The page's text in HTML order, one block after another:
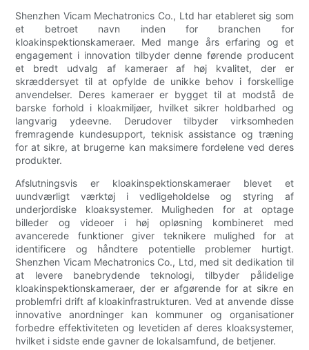
Shenzhen Vicam Mechatronics Co., Ltd har etableret sig som
et betroet navn inden for branchen for
kloakinspektionskameraer. Med mange års erfaring og et
engagement i innovation tilbyder denne førende producent
et bredt udvalg af kameraer af høj kvalitet, der er
skræddersyet til at opfylde de unikke behov i forskellige
anvendelser. Deres kameraer er bygget til at modstå de
barske forhold i kloakmiljøer, hvilket sikrer holdbarhed og
langvarig ydeevne. Derudover tilbyder virksomheden
fremragende kundesupport, teknisk assistance og træning
for at sikre, at brugerne kan maksimere fordelene ved deres
produkter.
Afslutningsvis er kloakinspektionskameraer blevet et
uundværligt værktøj i vedligeholdelse og styring af
underjordiske kloaksystemer. Muligheden for at optage
billeder og videoer i høj opløsning kombineret med
avancerede funktioner giver teknikere mulighed for at
identificere og håndtere potentielle problemer hurtigt.
Shenzhen Vicam Mechatronics Co., Ltd, med sit dedikation til
at levere banebrydende teknologi, tilbyder pålidelige
kloakinspektionskameraer, der er afgørende for at sikre en
problemfri drift af kloakinfrastrukturen. Ved at anvende disse
innovative anordninger kan kommuner og organisationer
forbedre effektiviteten og levetiden af deres kloaksystemer,
hvilket i sidste ende gavner de lokalsamfund, de betjener.